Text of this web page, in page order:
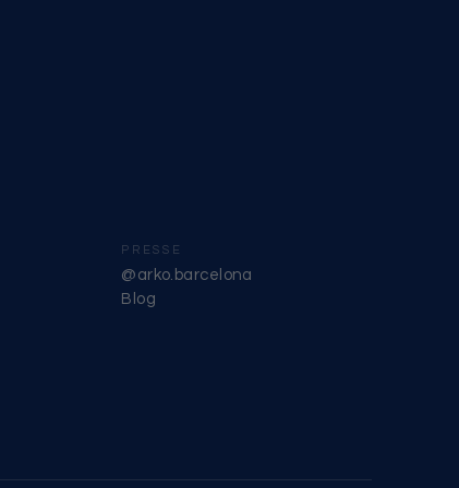
PRESSE
@arko.barcelona
Blog